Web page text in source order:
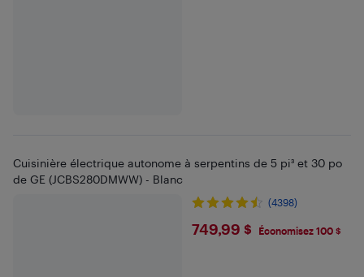
Cuisinière électrique autonome à serpentins de 5 pi³ et 30 po
de GE (JCBS280DMWW) - Blanc
(4398)
$749.99
749,99 $ Économisez 100 $